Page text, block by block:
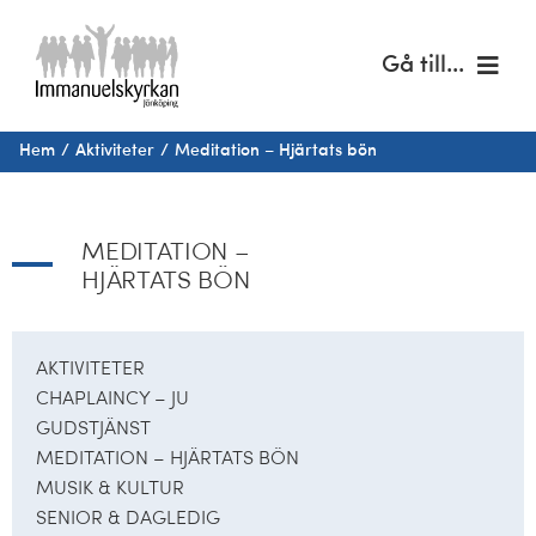
innehållet
Gå till...
Hem
Musik & kultur
Café Immanuel
Hem Aktiviteter Meditation – Hjärtats bön
MEDITATION –
HJÄRTATS BÖN
AKTIVITETER
CHAPLAINCY – JU
GUDSTJÄNST
MEDITATION – HJÄRTATS BÖN
MUSIK & KULTUR
SENIOR & DAGLEDIG